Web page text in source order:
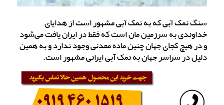
سنگ نمک آبی که به نمک آبی مشهور است از هدایای
خداوندی به سرزمین مان است که فقط در ایران یافت می‌شود
و در هیچ کجای جهان چنین ماده معدنی وجود ندارد و به همین
دلیل در سراسر جهان به نمک آبی ایرانی مشهور است.